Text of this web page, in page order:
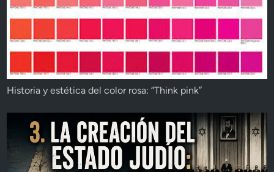
Historia y estética del color rosa: “Think pink”